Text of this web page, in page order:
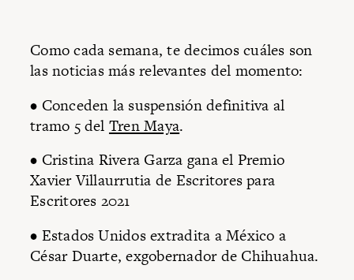
Como cada semana, te decimos cuáles son
las noticias más relevantes del momento:
• Conceden la suspensión definitiva al
tramo 5 del Tren Maya.
• Cristina Rivera Garza gana el Premio
Xavier Villaurrutia de Escritores para
Escritores 2021
• Estados Unidos extradita a México a
César Duarte, exgobernador de Chihuahua.